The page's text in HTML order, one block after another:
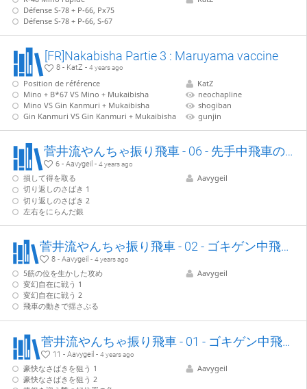
Défense S-78 + P-66, Px75
Défense S-78 + P-66, S-67
[FR]Nakabisha Partie 3 : Maruyama vaccine
8 - KatZ -4 years ago
Position de référence
Mino + B*67 VS Mino + Mukaibisha
Mino VS Gin Kanmuri + Mukaibisha
Gin Kanmuri VS Gin Kanmuri + Mukaibisha
KatZ
neochapline
shogiban
gunjin
菅井流やんちゃ振り飛車 - 06 - 先手中飛車の戦い
6 - Aavygeil - 4 years ago
損して得を取る
切り返しのさばき 1
切り返しのさばき 2
左右をにらんだ銀
Aavygeil
菅井流やんちゃ振り飛車 - 02 - ゴキゲン中飛車vs.持久戦
8 - Aavygeil -4 years ago
5筋の位を生かした攻め
変幻自在に戦う 1
変幻自在に戦う 2
飛車の動きで揺さぶる
Aavygeil
菅井流やんちゃ振り飛車 - 01 - ゴキゲン中飛車vs.急戦
11 - Aavygeil - 4 years ago
豪快なさばきを狙う 1
豪快なさばきを狙う 2
Aavygeil